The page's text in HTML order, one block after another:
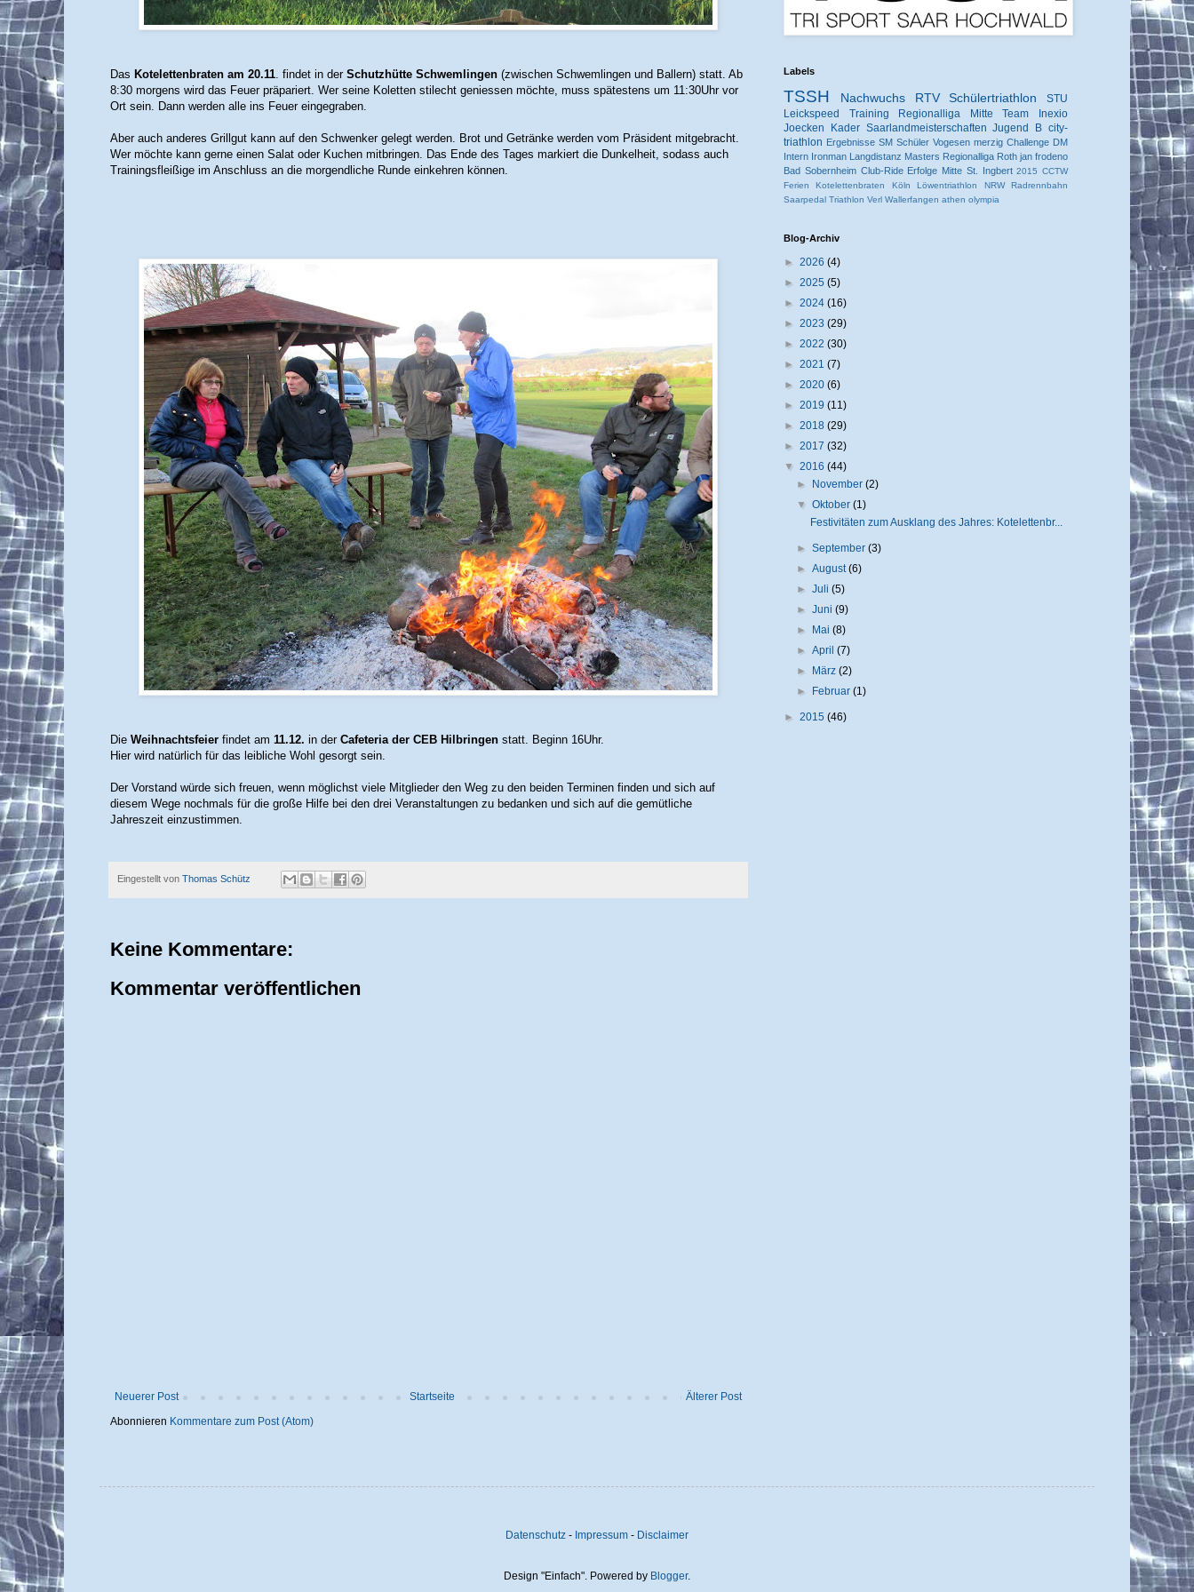
Das Kotelettenbraten am 20.11. findet in der Schutzhütte Schwemlingen (zwischen Schwemlingen und Ballern) statt. Ab
8:30 morgens wird das Feuer präpariert. Wer seine Koletten stilecht geniessen möchte, muss spätestens um 11:30Uhr vor
Ort sein. Dann werden alle ins Feuer eingegraben.
Aber auch anderes Grillgut kann auf den Schwenker gelegt werden. Brot und Getränke werden vom Präsident mitgebracht.
Wer möchte kann gerne einen Salat oder Kuchen mitbringen. Das Ende des Tages markiert die Dunkelheit, sodass auch
Trainingsfleißige im Anschluss an die morgendliche Runde einkehren können.
Die Weihnachtsfeier findet am 11.12. in der Cafeteria der CEB Hilbringen statt. Beginn 16Uhr.
Hier wird natürlich für das leibliche Wohl gesorgt sein.
Der Vorstand würde sich freuen, wenn möglichst viele Mitglieder den Weg zu den beiden Terminen finden und sich auf
diesem Wege nochmals für die große Hilfe bei den drei Veranstaltungen zu bedanken und sich auf die gemütliche
Jahreszeit einzustimmen.
Eingestellt von Thomas Schütz
Keine Kommentare:
Kommentar veröffentlichen
Neuerer Post Älterer Post
Startseite
Abonnieren Kommentare zum Post (Atom)
Labels
TSSH Nachwuchs RTV Schülertriathlon
STU
Leickspeed
Training Regionalliga Mitte
Team Inexio
Joecken
Kader Saarlandmeisterschaften Jugend B city-
triathlon Ergebnisse SM Schüler Vogesen merzig Challenge DM
Intern Ironman Langdistanz Masters Regionalliga Roth jan frodeno
Bad Sobernheim Club-Ride Erfolge Mitte St. Ingbert 2015 CCTW
Ferien
Kotelettenbraten Köln Löwentriathlon NRW
Radrennbahn
Saarpedal Triathlon Verl Wallerfangen athen olympia
Blog-Archiv
► 2026 (4)
► 2025 (5)
► 2024 (16)
► 2023 (29)
► 2022 (30)
► 2021 (7)
► 2020 (6)
► 2019 (11)
► 2018 (29)
► 2017 (32)
▼ 2016 (44)
►
November(2)
▼Oktober(1)
Festivitäten zum Ausklang des Jahres: Kotelettenbr...
►September(3)
►August(6)
►Juli(5)
►Juni(9)
►
Mai(8)
►April(7)
►
März(2)
►
Februar(1)
► 2015 (46)
Datenschutz - Impressum - Disclaimer
Design "Einfach". Powered by Blogger.